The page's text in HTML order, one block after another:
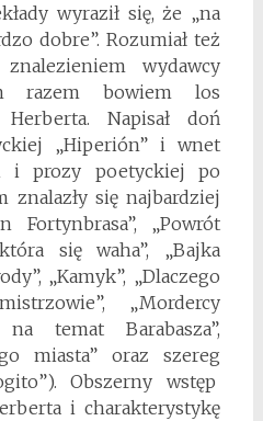
wyraził się, że „na
dobre”. Rozumiał też
wydawcy
razem bowiem los
Napisał doń
„Hiperión” i wnet
i prozy poetyckiej po
znalazły się najbardziej
Fortynbrasa”, „Powrót
się waha”, „Bajka
„Kamyk”, „Dlaczego
„Mordercy
na temat Barabasza”,
miasta” oraz szereg
Obszerny wstęp
i charakterystykę